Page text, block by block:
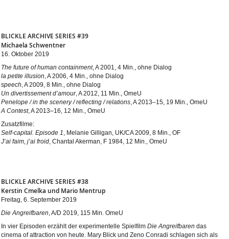
BLICKLE ARCHIVE SERIES #39
Michaela Schwentner
16. Oktober 2019
The future of human containment, A 2001, 4 Min., ohne Dialog
la petite illusion, A 2006, 4 Min., ohne Dialog
speech, A 2009, 8 Min., ohne Dialog
Un divertissement d’amour, A 2012, 11 Min., OmeU
Penelope / in the scenery / reflecting / relations, A 2013–15, 19 Min., OmeU
A Contest, A 2013–16, 12 Min., OmeU
Zusatzfilme:
Self-capital. Episode 1, Melanie Gilligan, UK/CA 2009, 8 Min., OF
J’ai faim, j’ai froid, Chantal Akerman, F 1984, 12 Min., OmeU
BLICKLE ARCHIVE SERIES #38
Kerstin Cmelka und Mario Mentrup
Freitag, 6. September 2019
Die Angreifbaren, A/D 2019, 115 Min. OmeU
In vier Episoden erzählt der experimentelle Spielfilm Die Angreifbaren das
cinema of attraction von heute. Mary Blick und Zeno Conradi schlagen sich als